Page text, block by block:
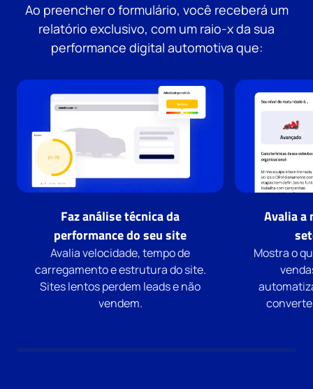
Ao preencher o formulário, você receberá um
relatório exclusivo, com um raio-x da sua
performance digital automotiva que:
Faz análise técnica da
performance do seu site
Avalia velocidade, tempo de
carregamento e estrutura do site.
Sites lentos perdem leads e não
vendem.
Avalia a
Mostra o